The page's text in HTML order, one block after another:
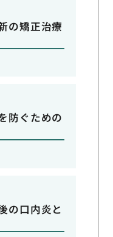
の矯正治療
防ぐための
の口内炎と